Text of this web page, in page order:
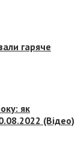
гаряче
як
(Відео)